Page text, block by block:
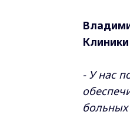
- У нас